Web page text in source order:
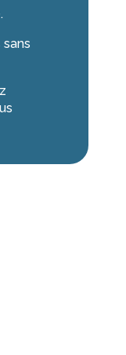
sans